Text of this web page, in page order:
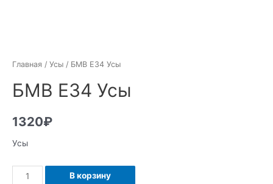
Главная / Усы / БМВ Е34 Усы
БМВ Е34 Усы
1320₽
Усы
Количество
В корзину